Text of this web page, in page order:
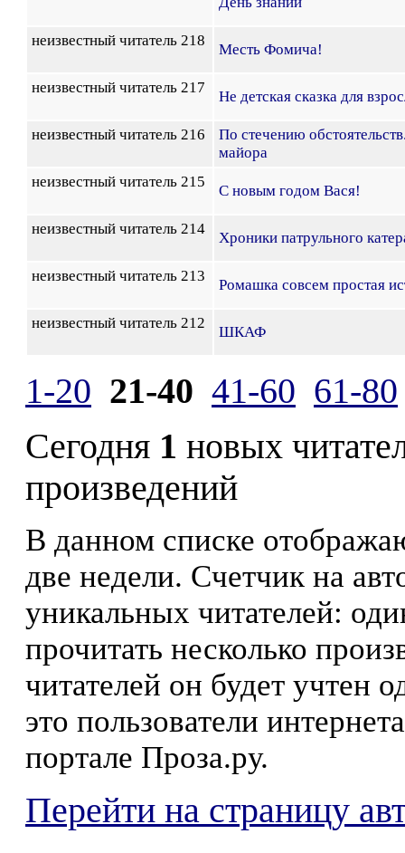
неизвестный читатель 218
Месть Фомича!
неизвестный читатель 217
Не детская сказка для
неизвестный читатель 216
По стечению
майора
неизвестный читатель 215
С новым годом Вася!
неизвестный читатель 214
Хроники патрульного
неизвестный читатель 213
Ромашка совсем простая
неизвестный читатель 212
ШКАФ
1-20 21-40 41-60 61-80
Сегодня 1 новых
произведений
В данном списке
две недели. Счетчик на
уникальных читателей:
прочитать несколько
читателей он будет учтен
это пользователи
портале Проза.ру.
Перейти на страницу